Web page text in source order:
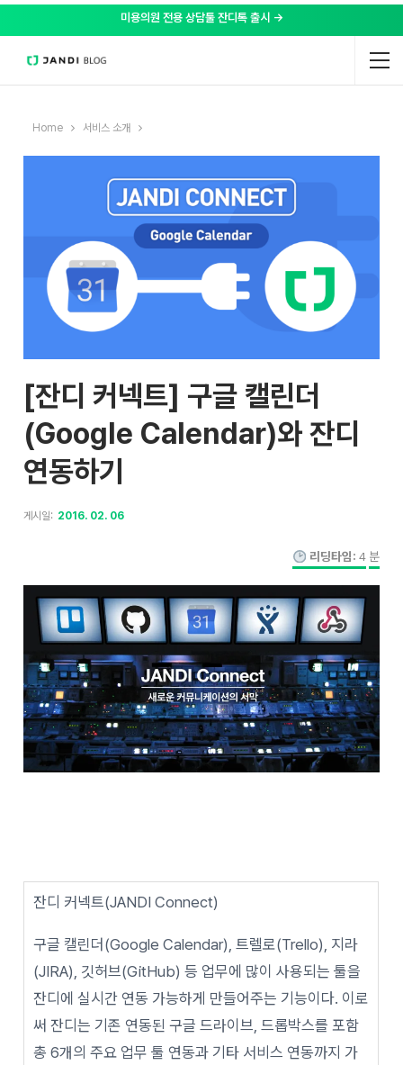
미용의원 전용 상담툴 잔디톡 출시 →
Home 서비스 소개
[잔디 커넥트] 구글 캘린더
(Google Calendar)와 잔디
연동하기
게시일: 2016. 02. 06
리딩타임: 4 분
잔디 커넥트(JANDI Connect)
구글 캘린더(Google Calendar), 트렐로(Trello), 지라
(JIRA), 깃허브(GitHub) 등 업무에 많이 사용되는 툴을
잔디에 실시간 연동 가능하게 만들어주는 기능이다. 이로
써 잔디는 기존 연동된 구글 드라이브, 드롭박스를 포함
총 6개의 주요 업무 툴 연동과 기타 서비스 연동까지 가